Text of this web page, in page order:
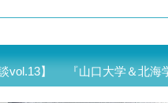
vol.13】 『山口大学＆北